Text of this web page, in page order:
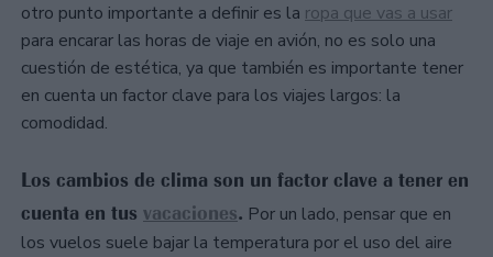
otro punto importante a definir es la ropa que vas a usar
para encarar las horas de viaje en avión, no es solo una
cuestión de estética, ya que también es importante tener
en cuenta un factor clave para los viajes largos: la
comodidad.
Los cambios de clima son un factor clave a tener en
cuenta en tus vacaciones. Por un lado, pensar que en
los vuelos suele bajar la temperatura por el uso del aire